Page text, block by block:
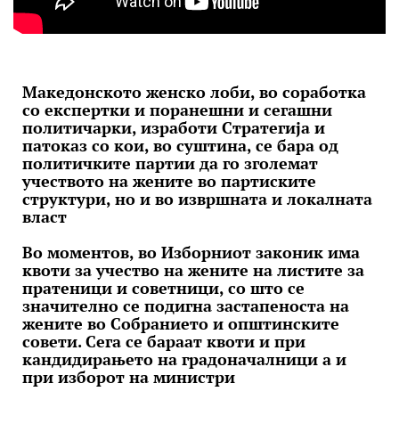
Македонското женско лоби, во соработка
со експертки и поранешни и сегашни
политичарки, изработи Стратегија и
патоказ со кои, во суштина, се бара од
политичките партии да го зголемат
учеството на жените во партиските
структури, но и во извршната и локалната
власт
Во моментов, во Изборниот законик има
квоти за учество на жените на листите за
пратеници и советници, со што се
значително се подигна застапеноста на
жените во Собранието и општинските
совети. Сега се бараат квоти и при
кандидирањето на градоначалници а и
при изборот на министри